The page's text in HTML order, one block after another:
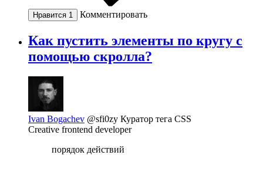
Нравится 1 Комментировать
Как пустить элементы по кругу с
помощью скролла?
Ivan Bogachev @sfi0zy Куратор тега CSS
Creative frontend developer
порядок действий